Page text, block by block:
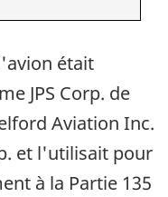
était
JPS Corp. de
Aviation Inc.
et l'utilisait pour
à la Partie 135